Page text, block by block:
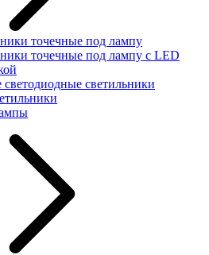
точечные под лампу
точечные под лампу с LED
светильники